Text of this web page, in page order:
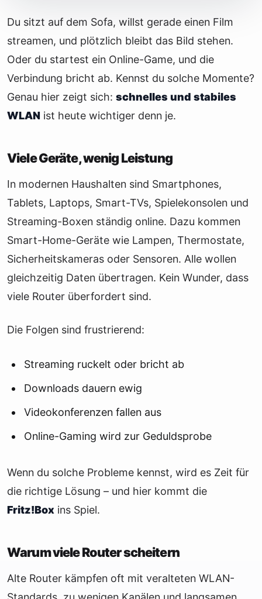
Du sitzt auf dem Sofa, willst gerade einen Film
streamen, und plötzlich bleibt das Bild stehen.
Oder du startest ein Online-Game, und die
Verbindung bricht ab. Kennst du solche Momente?
Genau hier zeigt sich: schnelles und stabiles
WLAN ist heute wichtiger denn je.
Viele Geräte, wenig Leistung
In modernen Haushalten sind Smartphones,
Tablets, Laptops, Smart-TVs, Spielekonsolen und
Streaming-Boxen ständig online. Dazu kommen
Smart-Home-Geräte wie Lampen, Thermostate,
Sicherheitskameras oder Sensoren. Alle wollen
gleichzeitig Daten übertragen. Kein Wunder, dass
viele Router überfordert sind.
Die Folgen sind frustrierend:
Streaming ruckelt oder bricht ab
Downloads dauern ewig
Videokonferenzen fallen aus
Online-Gaming wird zur Geduldsprobe
Wenn du solche Probleme kennst, wird es Zeit für
die richtige Lösung – und hier kommt die
Fritz!Box ins Spiel.
Warum viele Router scheitern
Alte Router kämpfen oft mit veralteten WLAN-